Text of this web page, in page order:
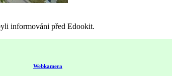
informováni před Edookit.
Webkamera